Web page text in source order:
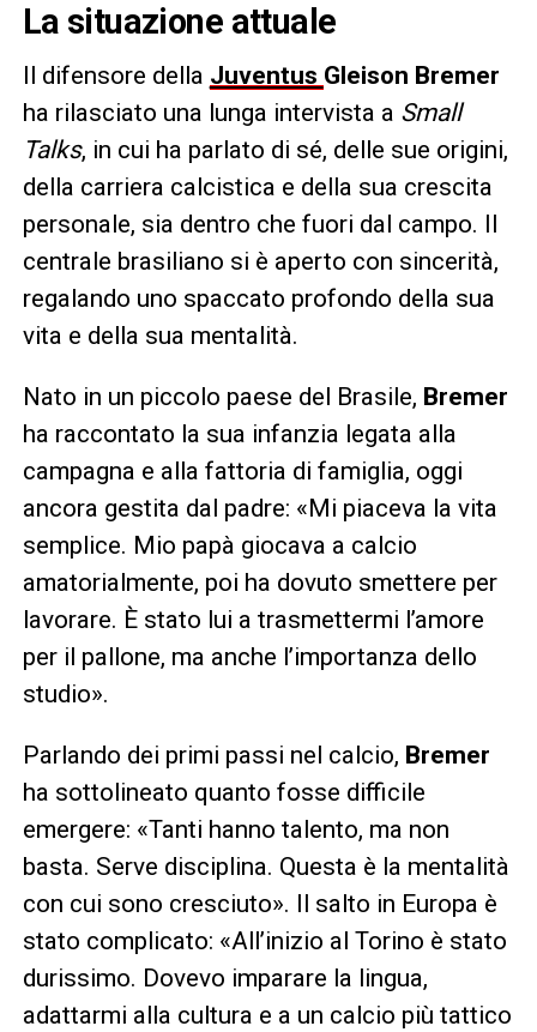
La situazione attuale
Il difensore della Juventus Gleison Bremer
ha rilasciato una lunga intervista a Small
Talks, in cui ha parlato di sé, delle sue origini,
della carriera calcistica e della sua crescita
personale, sia dentro che fuori dal campo. Il
centrale brasiliano si è aperto con sincerità,
regalando uno spaccato profondo della sua
vita e della sua mentalità.
Nato in un piccolo paese del Brasile, Bremer
ha raccontato la sua infanzia legata alla
campagna e alla fattoria di famiglia, oggi
ancora gestita dal padre: «Mi piaceva la vita
semplice. Mio papà giocava a calcio
amatorialmente, poi ha dovuto smettere per
lavorare. È stato lui a trasmettermi l’amore
per il pallone, ma anche l’importanza dello
studio».
Parlando dei primi passi nel calcio, Bremer
ha sottolineato quanto fosse difficile
emergere: «Tanti hanno talento, ma non
basta. Serve disciplina. Questa è la mentalità
con cui sono cresciuto». Il salto in Europa è
stato complicato: «All’inizio al Torino è stato
durissimo. Dovevo imparare la lingua,
adattarmi alla cultura e a un calcio più tattico